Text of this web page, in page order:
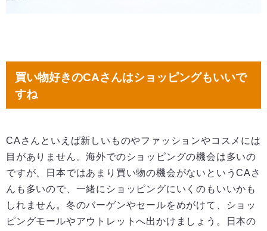
買い物好きのCAさんはショッピングもいいで
すね
CAさんといえば新しいものやファッションやコスメには
目がありません。海外でのショッピングの機会は多いの
ですが、日本ではあまり買い物の機会がないというCAさ
んも多いので、一緒にショッピングにいくのもいいかも
しれません。冬のバーゲンやセールをめがけて、ショッ
ピングモールやアウトレットへ出かけましょう。日本の